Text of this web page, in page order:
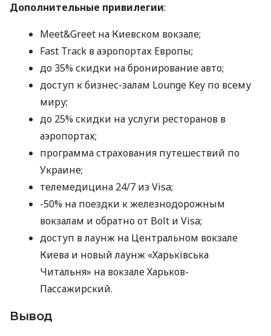
Дополнительные привилегии:
Meet&Greet на Киевском вокзале;
Fast Track в аэропортах Европы;
до 35% скидки на бронирование авто;
доступ к бизнес-залам Lounge Key по всему
миру;
до 25% скидки на услуги ресторанов в
аэропортах;
программа страхования путешествий по
Украине;
телемедицина 24/7 из Visa;
-50% на поездки к железнодорожным
вокзалам и обратно от Bolt и Visa;
доступ в лаунж на Центральном вокзале
Киева и новый лаунж «Харьківська
Читальня» на вокзале Харьков-
Пассажирский.
Вывод